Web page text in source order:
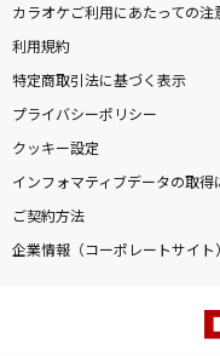
カラオケご利用にあたっての注
利用規約
特定商取引法に基づく表示
プライバシーポリシー
クッキー設定
インフォマティブデータの取得
ご契約方法
企業情報（コーポレートサイト